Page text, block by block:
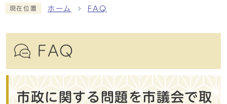
現在位置 ホーム FAQ
FAQ
市政に関する問題を市議会で取